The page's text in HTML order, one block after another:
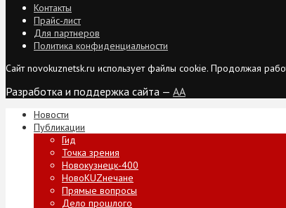
Контакты
Прайс-лист
Для партнеров
Политика конфиденциальности
Сайт novokuznetsk.ru использует файлы cookie. Продолжая
Разработка и поддержка сайта — AA
Новости
Публикации
Гид
Точка зрения
Новокузнецк-400
НовоKUZнечане
Прямые вопросы
Дело прошлого